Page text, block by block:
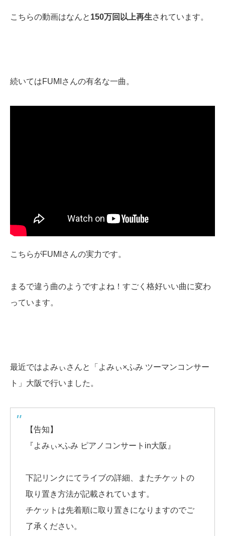
こちらの動画はなんと 150万回以上再生されています。
続いてはFUMIさんの有名な一曲。
こちらがFUMIさんの実力です。
まるで違う曲のようですよね！すごく格好いい曲に変わ
っています。
最近ではよみぃさんと「よみぃ×ふみ ツーマンコンサー
ト」大阪で行いました。
【告知】
『よみぃ×ふみ ピアノコンサートin大阪』
下記リンクにてライブの詳細、またチケットの
取り置き方法が記載されています。
チケットは先着順に取り置きになりますのでご
了承ください。